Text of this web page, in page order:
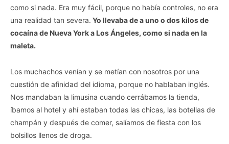
como si nada. Era muy fácil, porque no había controles, no era
una realidad tan severa. Yo llevaba de a uno o dos kilos de
cocaína de Nueva York a Los Ángeles, como si nada en la
maleta.
Los muchachos venían y se metían con nosotros por una
cuestión de afinidad del idioma, porque no hablaban inglés.
Nos mandaban la limusina cuando cerrábamos la tienda,
íbamos al hotel y ahí estaban todas las chicas, las botellas de
champán y después de comer, salíamos de fiesta con los
bolsillos llenos de droga.